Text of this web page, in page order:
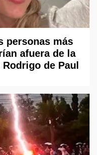
personas más
afuera de la
de Paul